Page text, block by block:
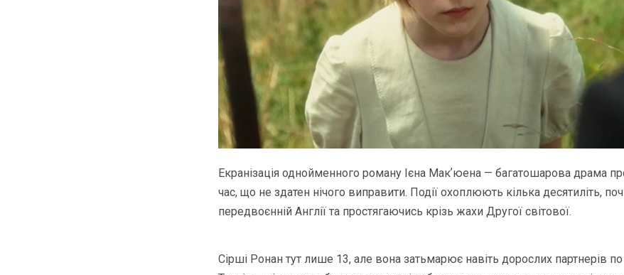
Екранізація однойменного роману Ієна Макʼюена — багатошарова драма
час, що не здатен нічого виправити. Події охоплюють кілька десятиліть,
передвоєнній Англії та простягаючись крізь жахи Другої світової.
Сірші Ронан тут лише 13, але вона затьмарює навіть дорослих партнерів по